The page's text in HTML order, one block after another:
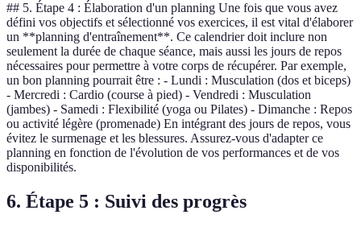
## 5. Étape 4 : Élaboration d'un planning Une fois que vous avez
défini vos objectifs et sélectionné vos exercices, il est vital d'élaborer
un **planning d'entraînement**. Ce calendrier doit inclure non
seulement la durée de chaque séance, mais aussi les jours de repos
nécessaires pour permettre à votre corps de récupérer. Par exemple,
un bon planning pourrait être : - Lundi : Musculation (dos et biceps)
- Mercredi : Cardio (course à pied) - Vendredi : Musculation
(jambes) - Samedi : Flexibilité (yoga ou Pilates) - Dimanche : Repos
ou activité légère (promenade) En intégrant des jours de repos, vous
évitez le surmenage et les blessures. Assurez-vous d'adapter ce
planning en fonction de l'évolution de vos performances et de vos
disponibilités.
6. Étape 5 : Suivi des progrès